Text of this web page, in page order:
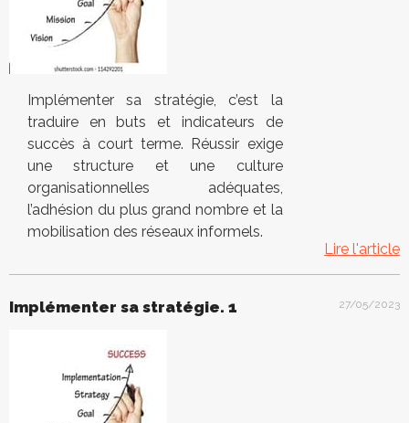
Implémenter sa stratégie, c’est la
traduire en buts et indicateurs de
succès à court terme. Réussir exige
une structure et une culture
organisationnelles adéquates,
l’adhésion du plus grand nombre et la
mobilisation des réseaux informels.
Lire l'article
Implémenter sa stratégie. 1 27/05/2023